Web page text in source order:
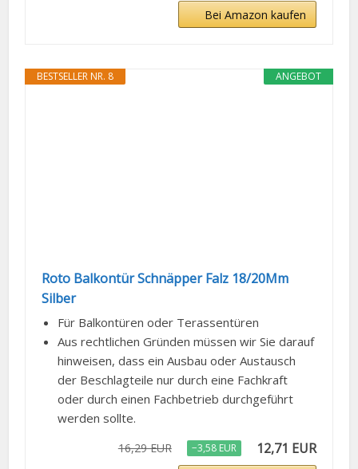
Bei Amazon kaufen
ANGEBOT
BESTSELLER NR. 8
Roto Balkontür Schnäpper Falz 18/20Mm
Silber
Für Balkontüren oder Terassentüren
Aus rechtlichen Gründen müssen wir Sie darauf
hinweisen, dass ein Ausbau oder Austausch
der Beschlagteile nur durch eine Fachkraft
oder durch einen Fachbetrieb durchgeführt
werden sollte.
16,29 EUR −3,58 EUR 12,71 EUR